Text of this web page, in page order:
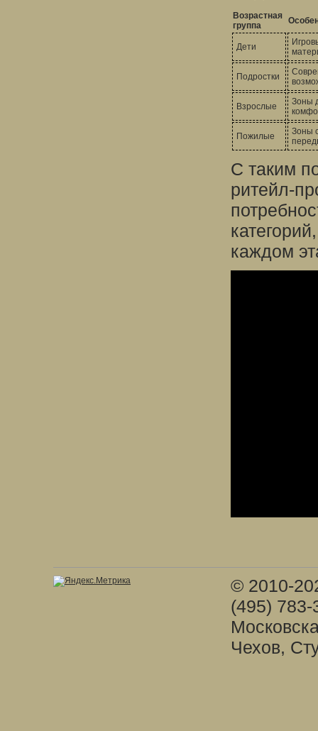
Возрастная
группа
Дети
Подростки
Взрослые
Зоны
Пожилые
Зоны
С таким
ритейл-
каждом
© 2010-
(495)
Чехов,